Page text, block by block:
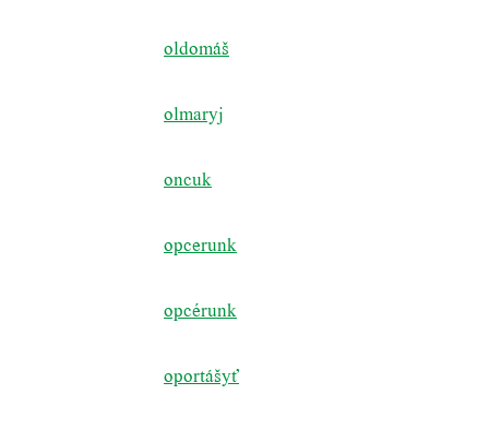
oldomáš
olmaryj
oncuk
opcerunk
opcérunk
oportášyť